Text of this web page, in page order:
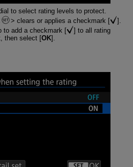
to select rating levels to protect.
clears or applies a checkmark [
].
to add a checkmark [
] to all rating
then select [OK].